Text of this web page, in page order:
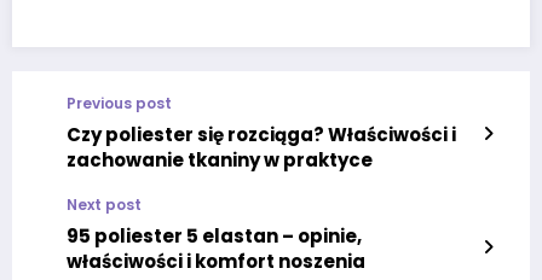
Previous post
Czy poliester się rozciąga? Właściwości i
zachowanie tkaniny w praktyce
Next post
95 poliester 5 elastan – opinie,
właściwości i komfort noszenia